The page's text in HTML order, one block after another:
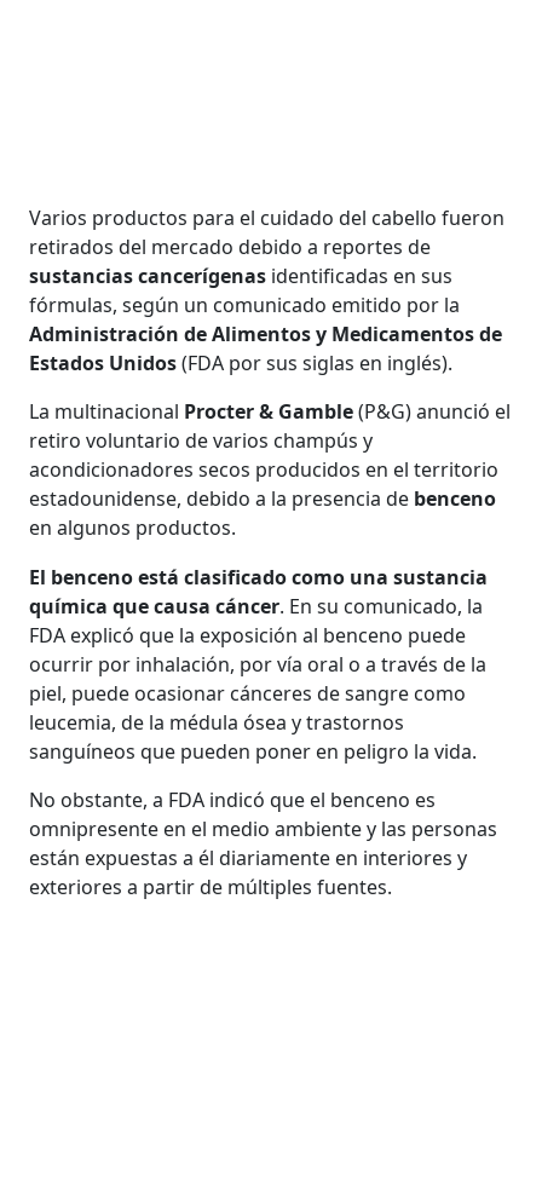
Varios productos para el cuidado del cabello fueron
retirados del mercado debido a reportes de
sustancias cancerígenas identificadas en sus
fórmulas, según un comunicado emitido por la
Administración de Alimentos y Medicamentos de
Estados Unidos(FDA por sus siglas en inglés).
La multinacional Procter & Gamble(P&G) anunció el
retiro voluntario de varios champús y
acondicionadores secos producidos en el territorio
estadounidense, debido a la presencia de benceno
en algunos productos.
El benceno está clasificado como una sustancia
química que causa cáncer. En su comunicado, la
FDA explicó que la exposición al benceno puede
ocurrir por inhalación, por vía oral o a través de la
piel, puede ocasionar cánceres de sangre como
leucemia, de la médula ósea y trastornos
sanguíneos que pueden poner en peligro la vida.
No obstante, a FDA indicó que el benceno es
omnipresente en el medio ambiente y las personas
están expuestas a él diariamente en interiores y
exteriores a partir de múltiples fuentes.